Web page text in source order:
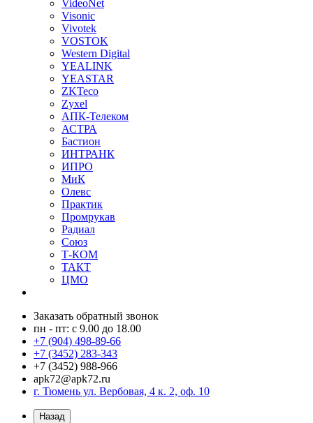
VideoNet
Visonic
Vivotek
VOSTOK
Western Digital
YEALINK
YEASTAR
ZKTeco
Zyxel
АПК-Телеком
АСТРА
Бастион
ИНТРАНК
ИПРО
МиК
Олевс
Практик
Промрукав
Радиал
Союз
Т-КОМ
ТАКТ
ЦМО
Заказать обратный звонок
пн - пт: с 9.00 до 18.00
+7 (904) 498-89-66
+7 (3452) 283-343
+7 (3452) 988-966
apk72@apk72.ru
г. Тюмень ул. Вербовая, 4 к. 2, оф. 10
Назад